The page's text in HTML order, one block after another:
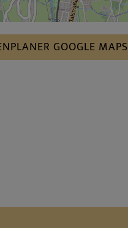
GOOGLE MAPS